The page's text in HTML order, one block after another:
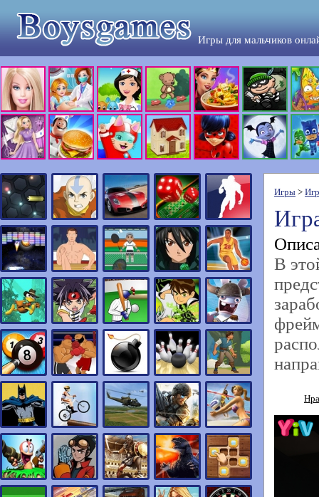
Игры для мальчиков
Игры >
В